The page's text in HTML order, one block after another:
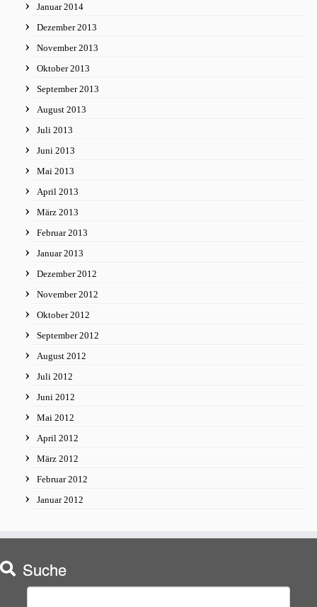
Januar 2014
Dezember 2013
November 2013
Oktober 2013
September 2013
August 2013
Juli 2013
Juni 2013
Mai 2013
April 2013
März 2013
Februar 2013
Januar 2013
Dezember 2012
November 2012
Oktober 2012
September 2012
August 2012
Juli 2012
Juni 2012
Mai 2012
April 2012
März 2012
Februar 2012
Januar 2012
Suche